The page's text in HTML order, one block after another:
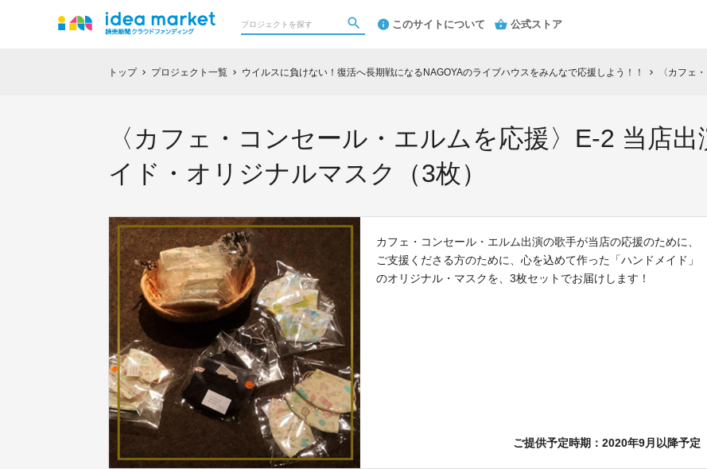
このサイトについて 公式ストア
トップ chevron_right プロジェクト一覧 chevron_right ウイルスに負けない！復活へ長期戦になるNAGOYAのライブハウスをみんなで応援しよう！！ chevron_right 〈カフェ・コ
〈カフェ・コンセール・エルムを応援〉E-2 当店
イド・オリジナルマスク（3枚）
カフェ・コンセール・エルム出演の歌手が当店の応援のために、
ご支援くださる方のために、心を込めて作った「ハンドメイド」
のオリジナル・マスクを、3枚セットでお届けします！
ご提供予定時期：2020年9月以降予定